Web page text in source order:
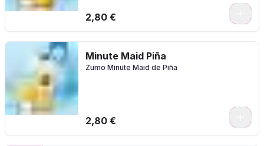
2,80 €
Minute Maid Piña
Zumo Minute Maid de Piña
2,80 €